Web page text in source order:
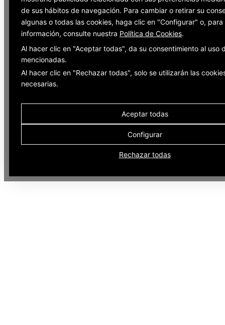
de sus hábitos de navegación. Para cambiar o retirar su
algunas o todas las cookies, haga clic en "Configurar" o, para
información, consulte nuestra Política de Cookies.
Al hacer clic en "Aceptar todas", da su consentimiento al uso
mencionadas.
Al hacer clic en "Rechazar todas", solo se utilizarán las
necesarias.
Aceptar todas
Configurar
Rechazar todas